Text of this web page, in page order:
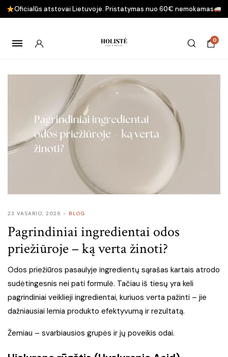
Oficialūs atstovai Lietuvoje. Pristatymas nuo 60€ nemokamas
0
23 VASARIO, 2026 BLOG
Pagrindiniai ingredientai odos
priežiūroje – ką verta žinoti?
Odos priežiūros pasaulyje ingredientų sąrašas kartais atrodo
sudėtingesnis nei pati formulė. Tačiau iš tiesų yra keli
pagrindiniai veiklieji ingredientai, kuriuos verta pažinti – jie
dažniausiai lemia produkto efektyvumą ir rezultatą.
Žemiau – svarbiausios grupės ir jų poveikis odai.